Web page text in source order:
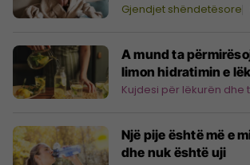
Gjendjet shëndetësore
A mund ta
limon hidratimin e
Kujdesi për lëkurën dhe
Një pije është më e
dhe nuk është uji